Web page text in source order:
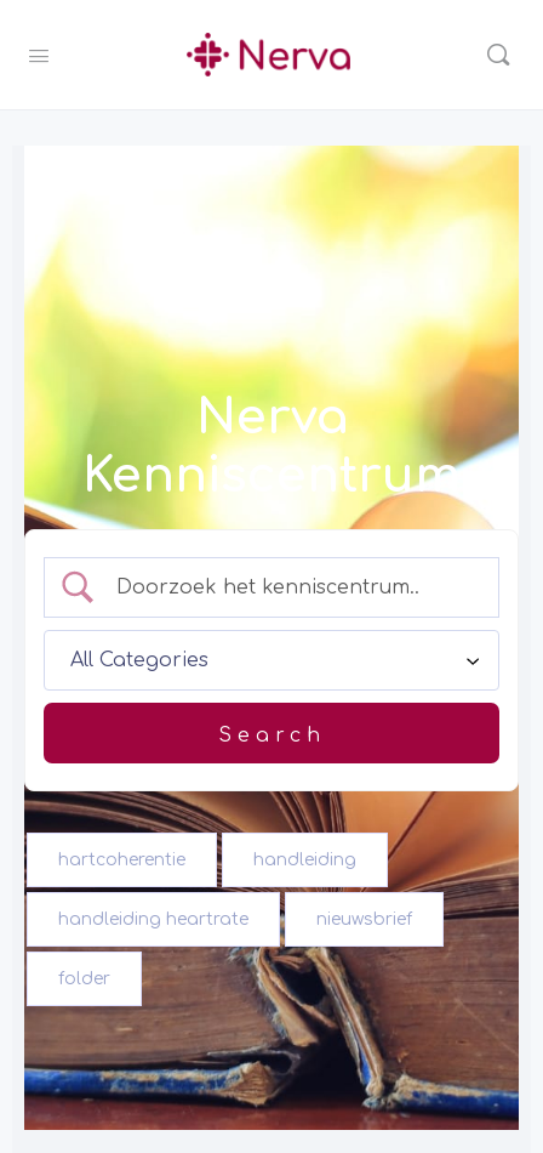
Nerva
Kenniscentrum
hartcoherentie handleiding
handleiding heartrate nieuwsbrief
folder